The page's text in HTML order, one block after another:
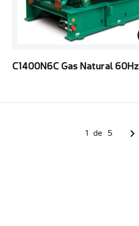
C1400N6C Gas Natural 60Hz
1 de 5